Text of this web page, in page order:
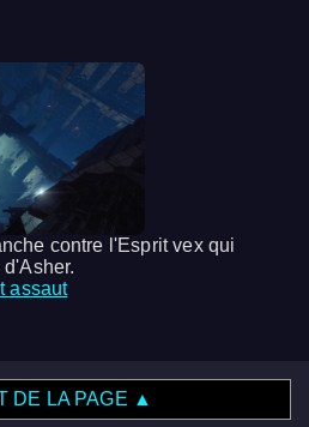
contre l'Esprit vex qui
assaut
DE LA PAGE ▲